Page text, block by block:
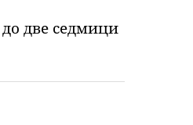
две седмици